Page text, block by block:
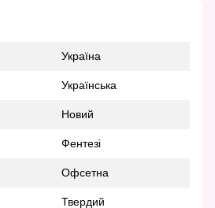
Україна
Українська
Новий
Фентезі
Офсетна
Твердий